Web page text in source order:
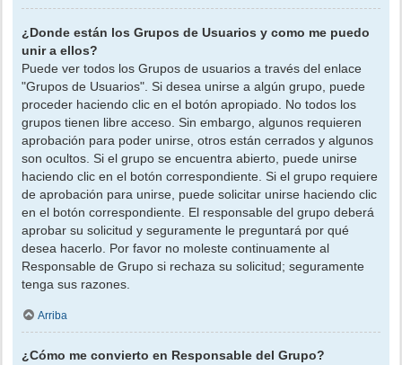
¿Donde están los Grupos de Usuarios y como me puedo
unir a ellos?
Puede ver todos los Grupos de usuarios a través del enlace
"Grupos de Usuarios". Si desea unirse a algún grupo, puede
proceder haciendo clic en el botón apropiado. No todos los
grupos tienen libre acceso. Sin embargo, algunos requieren
aprobación para poder unirse, otros están cerrados y algunos
son ocultos. Si el grupo se encuentra abierto, puede unirse
haciendo clic en el botón correspondiente. Si el grupo requiere
de aprobación para unirse, puede solicitar unirse haciendo clic
en el botón correspondiente. El responsable del grupo deberá
aprobar su solicitud y seguramente le preguntará por qué
desea hacerlo. Por favor no moleste continuamente al
Responsable de Grupo si rechaza su solicitud; seguramente
tenga sus razones.
Arriba
¿Cómo me convierto en Responsable del Grupo?